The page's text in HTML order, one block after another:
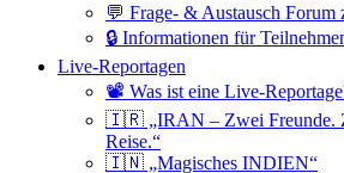
💬 Frage- & Austausch Forum
🔒 Informationen für
Live-Reportagen
📽 Was ist eine Live-
🇮🇷 „IRAN – Zwei Freunde.
Reise.“
🇮🇳 „Magisches INDIEN“